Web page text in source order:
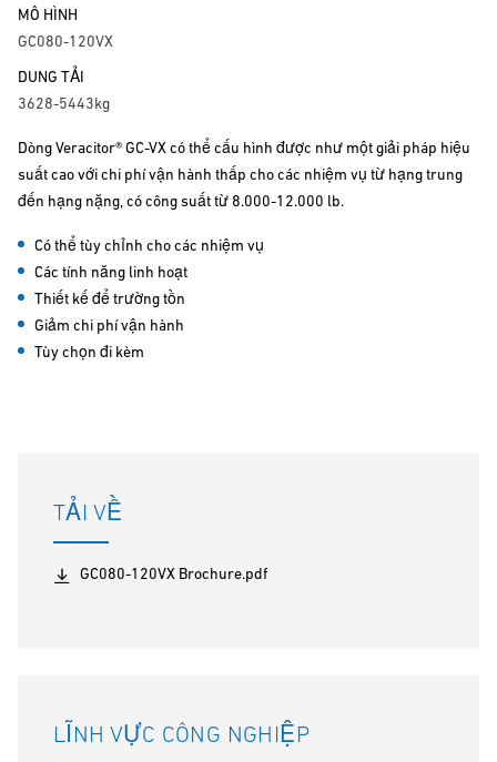
MÔ HÌNH
GC080-120VX
DUNG TẢI
3628-5443kg
Dòng Veracitor® GC-VX có thể cấu hình được như một giải pháp hiệu
suất cao với chi phí vận hành thấp cho các nhiệm vụ từ hạng trung
đến hạng nặng, có công suất từ 8.000-12.000 lb.
Có thể tùy chỉnh cho các nhiệm vụ
Các tính năng linh hoạt
Thiết kế để trường tồn
Giảm chi phí vận hành
Tùy chọn đi kèm
TẢI VỀ
GC080-120VX Brochure.pdf
LĨNH VỰC CÔNG NGHIỆP